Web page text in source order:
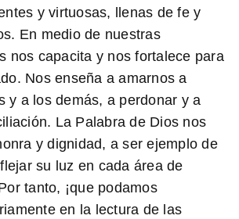
y virtuosas, llenas de fe y
En medio de nuestras
nos capacita y nos fortalece para
Nos enseña a amarnos a
y a los demás, a perdonar y a
La Palabra de Dios nos
y dignidad, a ser ejemplo de
su luz en cada área de
tanto, ¡que podamos
en la lectura de las